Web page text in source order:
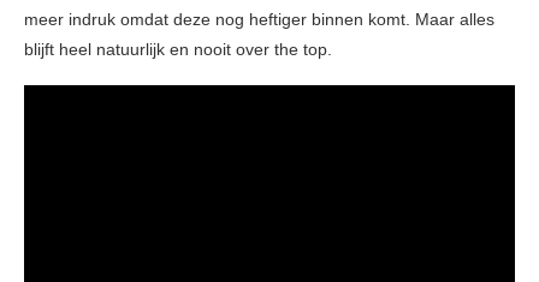
meer indruk omdat deze nog heftiger binnen komt. Maar alles
blijft heel natuurlijk en nooit over the top.